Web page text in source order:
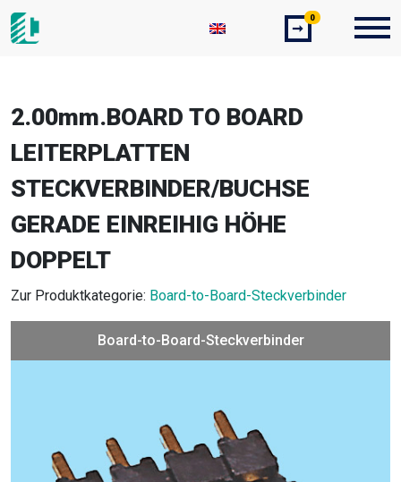
➞
0
2.00mm.BOARD TO BOARD
LEITERPLATTEN
STECKVERBINDER/BUCHSE
GERADE EINREIHIG HÖHE
DOPPELT
Zur Produktkategorie: Board-to-Board-Steckverbinder
Board-to-Board-Steckverbinder